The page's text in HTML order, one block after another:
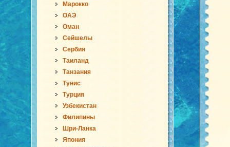
Марокко
ОАЭ
Оман
Сейшелы
Сербия
Таиланд
Танзания
Тунис
Турция
Узбекистан
Филипины
Шри-Ланка
Япония